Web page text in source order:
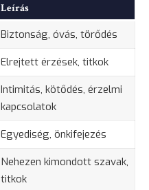
Leírás
Biztonság, óvás, törődés
Elrejtett érzések, titkok
Intimitás, kötődés, érzelmi
kapcsolatok
Egyediség, önkifejezés
Nehezen kimondott szavak,
titkok